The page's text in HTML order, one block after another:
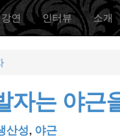
강연 인터뷰 소개
자는 야근
산성, 야근